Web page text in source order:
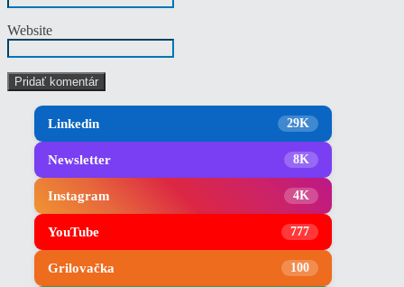
Website
Linkedin 29K
Newsletter 8K
Instagram 4K
YouTube 777
Grilovačka 100